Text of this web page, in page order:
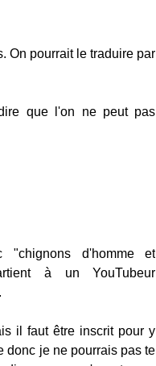
On pourrait le traduire par
que l'on ne peut pas
"chignons d'homme et
à un YouTubeur
il faut être inscrit pour y
donc je ne pourrais pas te